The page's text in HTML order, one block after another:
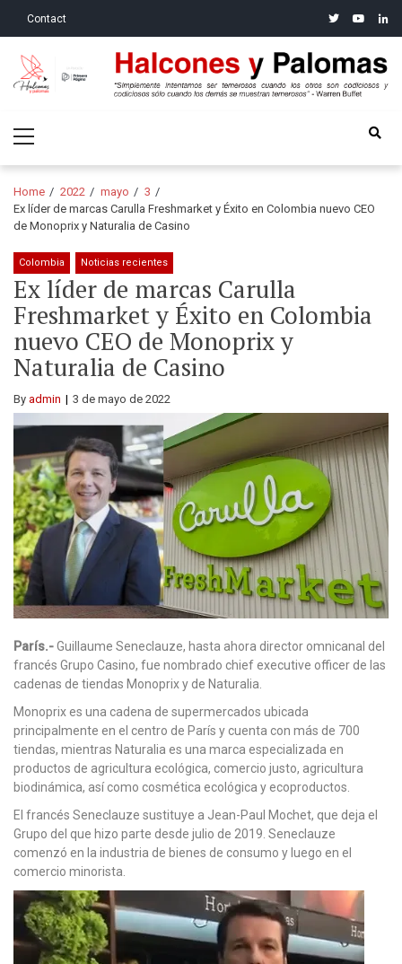
Contact twitteryoutube
Halcones y Palomas
Menu
Home 2022 mayo
3
Ex líder de marcas Carulla Freshmarket y Éxito en Colombia nuevo CEO
de Monoprix y Naturalia de Casino
Colombia Noticias recientes
Ex líder de marcas Carulla
Freshmarket y Éxito en Colombia
nuevo CEO de Monoprix y
Naturalia de Casino
By admin 3 de mayo de 2022
París.-Guillaume Seneclauze, hasta ahora director omnicanal del
francés Grupo Casino, fue nombrado chief executive officer de las
cadenas de tiendas Monoprix y de Naturalia.
Monoprix es una cadena de supermercados ubicada
principalmente en el centro de París y cuenta con más de 700
tiendas, mientras Naturalia es una marca especializada en
productos de agricultura ecológica, comercio justo, agricultura
biodinámica, así como cosmética ecológica y ecoproductos.
El francés Seneclauze sustituye a Jean-Paul Mochet, que deja el
Grupo del que hizo parte desde julio de 2019. Seneclauze
comenzó en la industria de bienes de consumo y luego en el
comercio minorista.